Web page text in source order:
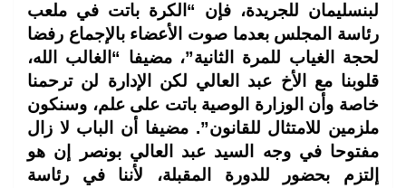
لبنسليمان للجريدة، فإن “الكرة باتت في ملعب
رئاسة المجلس بعدما صوت الأعضاء بالإجماع رفضا
لحجة الغياب للمرة الثانية”، مضيفا “الغالب الله،
قلوبنا مع الأخ عبد العالي لكن الإدارة لن ترحمنا
خاصة وأن الوزارة الوصية باتت على علم، وسنكون
ملزمين للامتثال للقانون”. مضيفا أن الباب لا زال
مفتوحا في وجه السيد عبد العالي بونصر إن هو
إلتزم بحضور للدورة المقبلة، لأننا في رئاسة